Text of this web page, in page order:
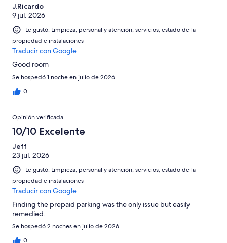
J.Ricardo
9 jul. 2026
Le gustó: Limpieza, personal y atención, servicios, estado de la
propiedad e instalaciones
Traducir con Google
Good room
Se hospedó 1 noche en julio de 2026
0
Opinión verificada
10/10 Excelente
Jeff
23 jul. 2026
Le gustó: Limpieza, personal y atención, servicios, estado de la
propiedad e instalaciones
Traducir con Google
Finding the prepaid parking was the only issue but easily
remedied.
Se hospedó 2 noches en julio de 2026
0